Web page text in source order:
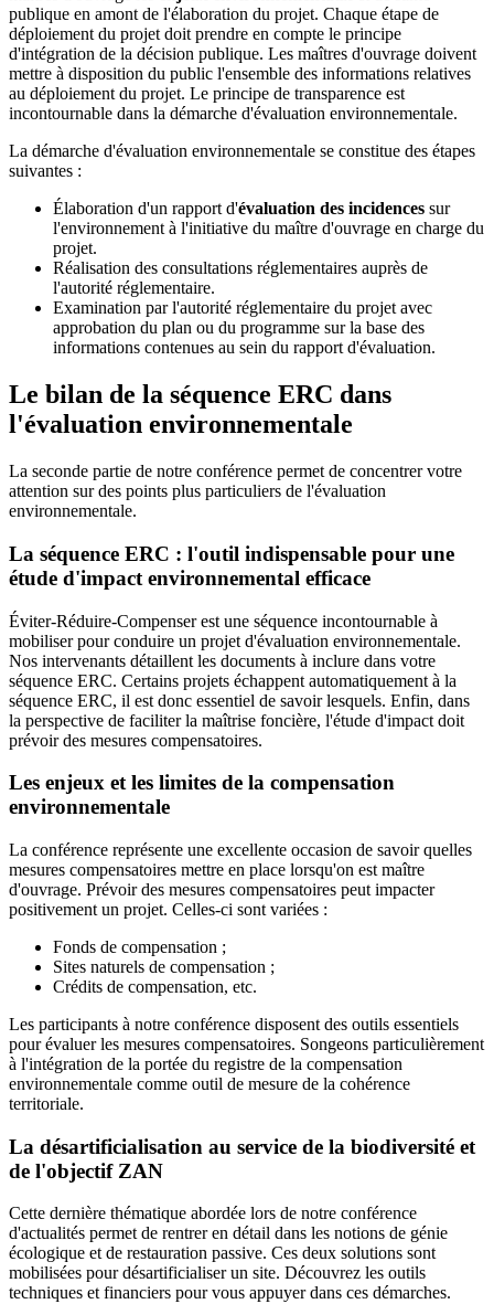
publique en amont de l'élaboration du projet. Chaque étape de
déploiement du projet doit prendre en compte le principe
d'intégration de la décision publique. Les maîtres d'ouvrage doivent
mettre à disposition du public l'ensemble des informations relatives
au déploiement du projet. Le principe de transparence est
incontournable dans la démarche d'évaluation environnementale.
La démarche d'évaluation environnementale se constitue des étapes
suivantes :
Élaboration d'un rapport d'évaluation des incidences sur
l'environnement à l'initiative du maître d'ouvrage en charge du
projet.
Réalisation des consultations réglementaires auprès de
l'autorité réglementaire.
Examination par l'autorité réglementaire du projet avec
approbation du plan ou du programme sur la base des
informations contenues au sein du rapport d'évaluation.
Le bilan de la séquence ERC dans
l'évaluation environnementale
La seconde partie de notre conférence permet de concentrer votre
attention sur des points plus particuliers de l'évaluation
environnementale.
La séquence ERC : l'outil indispensable pour une
étude d'impact environnemental efficace
Éviter-Réduire-Compenser est une séquence incontournable à
mobiliser pour conduire un projet d'évaluation environnementale.
Nos intervenants détaillent les documents à inclure dans votre
séquence ERC. Certains projets échappent automatiquement à la
séquence ERC, il est donc essentiel de savoir lesquels. Enfin, dans
la perspective de faciliter la maîtrise foncière, l'étude d'impact doit
prévoir des mesures compensatoires.
Les enjeux et les limites de la compensation
environnementale
La conférence représente une excellente occasion de savoir quelles
mesures compensatoires mettre en place lorsqu'on est maître
d'ouvrage. Prévoir des mesures compensatoires peut impacter
positivement un projet. Celles-ci sont variées :
Fonds de compensation ;
Sites naturels de compensation ;
Crédits de compensation, etc.
Les participants à notre conférence disposent des outils essentiels
pour évaluer les mesures compensatoires. Songeons particulièrement
à l'intégration de la portée du registre de la compensation
environnementale comme outil de mesure de la cohérence
territoriale.
La désartificialisation au service de la biodiversité et
de l'objectif ZAN
Cette dernière thématique abordée lors de notre conférence
d'actualités permet de rentrer en détail dans les notions de génie
écologique et de restauration passive. Ces deux solutions sont
mobilisées pour désartificialiser un site. Découvrez les outils
techniques et financiers pour vous appuyer dans ces démarches.